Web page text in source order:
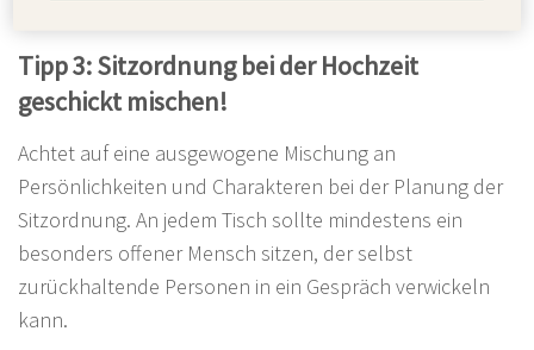
Tipp 3: Sitzordnung bei der Hochzeit
geschickt mischen!
Achtet auf eine ausgewogene Mischung an
Persönlichkeiten und Charakteren bei der Planung der
Sitzordnung. An jedem Tisch sollte mindestens ein
besonders offener Mensch sitzen, der selbst
zurückhaltende Personen in ein Gespräch verwickeln
kann.